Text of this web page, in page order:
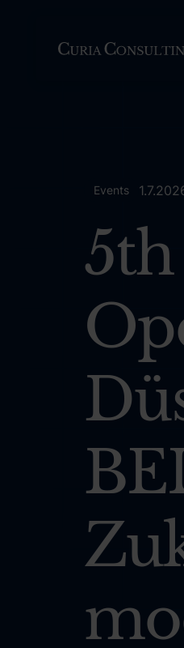
Events